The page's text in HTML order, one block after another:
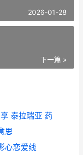
2026-01-28
下一篇 »
泰拉瑞亚 药
思
心恋爱线